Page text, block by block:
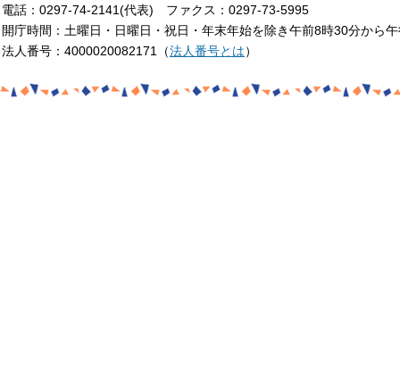
電話：0297-74-2141(代表) ファクス：0297-73-5995
開庁時間：土曜日・日曜日・祝日・年末年始を除き午前8時30分から
法人番号：4000020082171（法人番号とは）